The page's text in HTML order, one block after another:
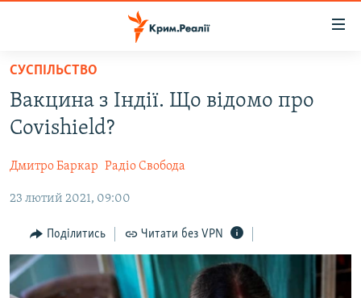
Перейти
основного
матеріалу
до
навігації
Перейти
пошуку
ВОДА.КРИМ
ПОЛІТИКА
БЛОГИ
ПОГЛЯД
ІНТЕРВ'Ю
ВСЕ ЗА ДЕНЬ
СУСПІЛЬСТВО
Вакцина з Індії. Що відомо про
Covishield?
Дмитро Баркар Радіо Свобода
23 лютий 2021, 09:00
Поділитись Читати без VPN